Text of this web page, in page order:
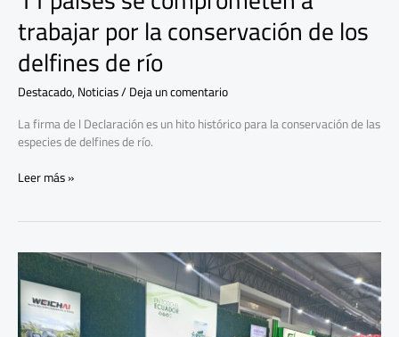
trabajar por la conservación de los
delfines de río
Destacado,Noticias/Deja un comentario
La firma de l Declaración es un hito histórico para la conservación de las
especies de delfines de río.
Leer más »
Se
abren
las
puertas
de